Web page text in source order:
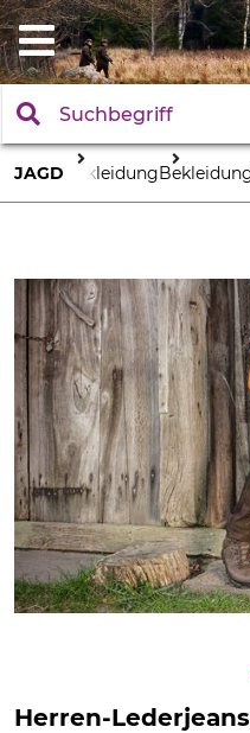
JAGD Bekleidung
Herren-